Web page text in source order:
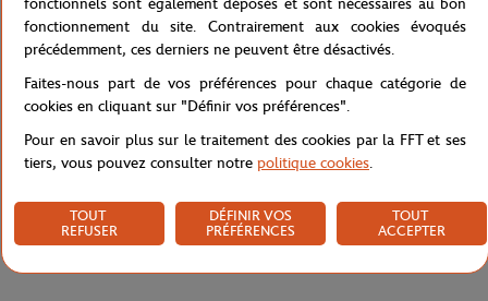
Caractéristiques
fonctionnels sont également déposés et sont nécessaires au bon
fonctionnement du site. Contrairement aux cookies évoqués
précédemment, ces derniers ne peuvent être désactivés.
Faites-nous part de vos préférences pour chaque catégorie de
cookies en cliquant sur "Définir vos préférences".
Pour en savoir plus sur le traitement des cookies par la FFT et ses
tiers, vous pouvez consulter notre politique cookies.
TOUT
REFUSER
DÉFINIR VOS
PRÉFÉRENCES
TOUT
ACCEPTER